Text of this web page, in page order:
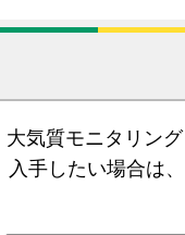
大気質モニタリン
入手したい場合は